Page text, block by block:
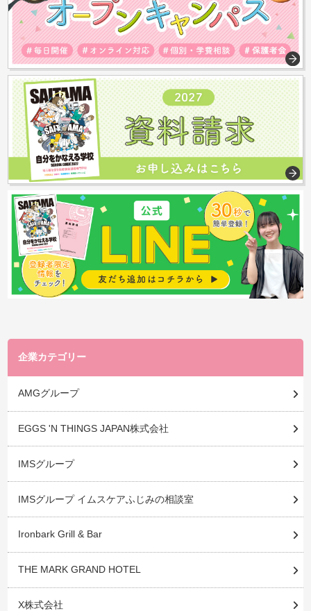
企業カテゴリー
AMGグループ
EGGS 'N THINGS JAPAN株式会社
IMSグループ
IMSグループ イムスケアふじみの相談室
Ironbark Grill & Bar
THE MARK GRAND HOTEL
X株式会社